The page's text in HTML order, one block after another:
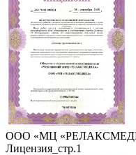
ООО «МЦ
Лицензия_стр.1